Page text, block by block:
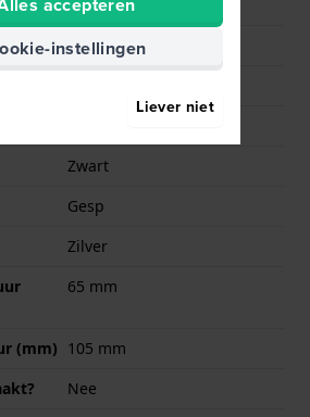
Resin
20 mm
Zwart
Gesp
Zilver
65 mm
(mm) 105 mm
Nee
instellingen
Liever niet